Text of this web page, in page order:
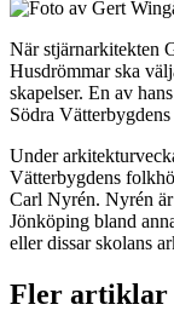
När stjärnarkitekten
Husdrömmar ska
skapelser. En av
Södra
Under
Vätterbygdens
Carl Nyrén. Nyrén
Jönköping bland
eller dissar skolans
Fler artiklar